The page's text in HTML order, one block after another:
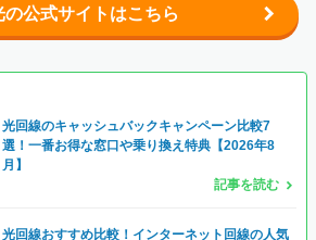
の公式サイトはこちら
光回線のキャッシュバックキャンペーン比較7
選！一番お得な窓口や乗り換え特典【2026年8
月】
記事を読む
光回線おすすめ比較！インターネット回線の人気